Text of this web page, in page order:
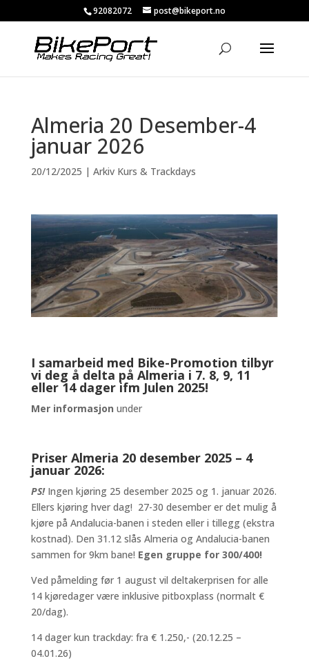
92082072 post@bikeport.no
Almeria 20 Desember-4
januar 2026
20/12/2025 | Arkiv Kurs & Trackdays
I samarbeid med Bike-Promotion tilbyr
vi deg å delta på Almeria i 7. 8, 9, 11
eller 14 dager ifm Julen 2025!
Mer informasjon under
Priser Almeria 20 desember 2025 – 4
januar 2026:
PS! Ingen kjøring 25 desember 2025 og 1. januar 2026.
Ellers kjøring hver dag! 27-30 desember er det mulig å
kjøre på Andalucia-banen i steden eller i tillegg (ekstra
kostnad). Den 31.12 slås Almeria og Andalucia-banen
sammen for 9km bane! Egen gruppe for 300/400!
Ved påmelding før 1 august vil deltakerprisen for alle
14 kjøredager være inklusive pitboxplass (normalt €
20/dag).
14 dager kun trackday: fra € 1.250,- (20.12.25 –
04.01.26)